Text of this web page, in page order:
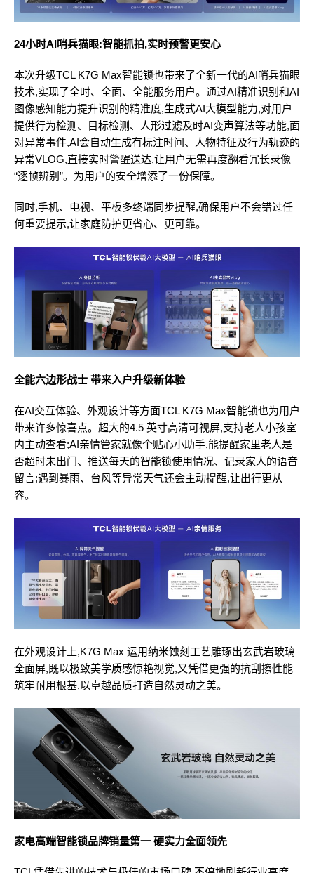
24小时AI哨兵猫眼:智能抓拍,实时预警更安心
本次升级TCL K7G Max智能锁也带来了全新一代的AI哨兵猫眼
技术,实现了全时、全面、全能服务用户。通过AI精准识别和AI
图像感知能力提升识别的精准度,生成式AI大模型能力,对用户
提供行为检测、目标检测、人形过滤及时AI变声算法等功能,面
对异常事件,AI会自动生成有标注时间、人物特征及行为轨迹的
异常VLOG,直接实时警醒送达,让用户无需再度翻看冗长录像
“逐帧辨别”。为用户的安全增添了一份保障。
同时,手机、电视、平板多终端同步提醒,确保用户不会错过任
何重要提示,让家庭防护更省心、更可靠。
全能六边形战士 带来入户升级新体验
在AI交互体验、外观设计等方面TCL K7G Max智能锁也为用户
带来许多惊喜点。超大的4.5 英寸高清可视屏,支持老人小孩室
内主动查看;AI亲情管家就像个贴心小助手,能提醒家里老人是
否超时未出门、推送每天的智能锁使用情况、记录家人的语音
留言;遇到暴雨、台风等异常天气还会主动提醒,让出行更从
容。
在外观设计上,K7G Max 运用纳米蚀刻工艺雕琢出玄武岩玻璃
全面屏,既以极致美学质感惊艳视觉,又凭借更强的抗刮擦性能
筑牢耐用根基,以卓越品质打造自然灵动之美。
家电高端智能锁品牌销量第一 硬实力全面领先